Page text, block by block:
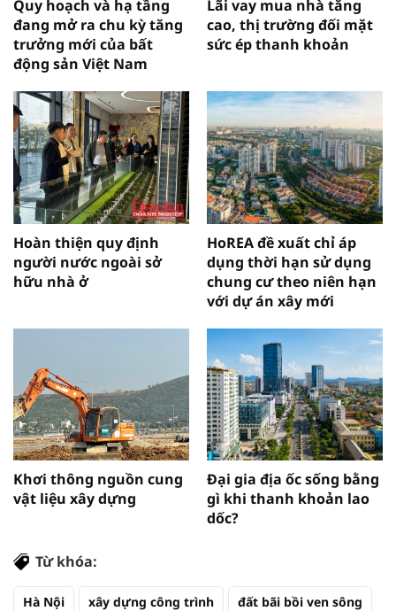
Quy hoạch và hạ tầng
đang mở ra chu kỳ tăng
trưởng mới của bất
động sản Việt Nam
Lãi vay mua nhà tăng
cao, thị trường đối mặt
sức ép thanh khoản
Hoàn thiện quy định
người nước ngoài sở
hữu nhà ở
HoREA đề xuất chỉ áp
dụng thời hạn sử dụng
chung cư theo niên hạn
với dự án xây mới
Khơi thông nguồn cung
vật liệu xây dựng
Đại gia địa ốc sống bằng
gì khi thanh khoản lao
dốc?
Từ khóa:
Hà Nội xây dựng công trình đất bãi bồi ven sông